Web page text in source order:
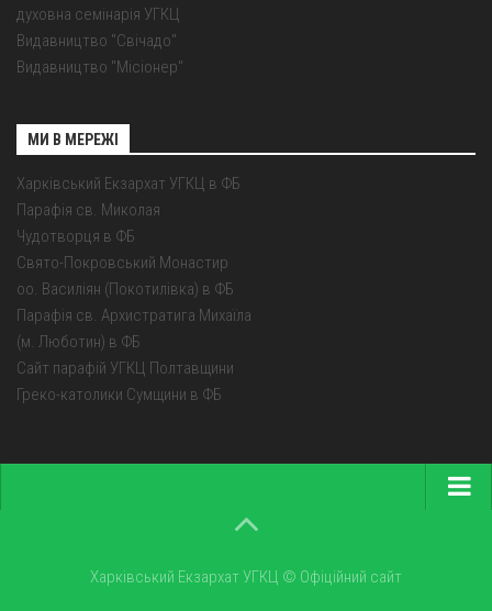
духовна семінарія УГКЦ
Видавництво "Свічадо"
Видавництво "Місіонер"
МИ В МЕРЕЖІ
Харківський Екзархат УГКЦ в ФБ
Парафія св. Миколая
Чудотворця в ФБ
Свято-Покровський Монастир
оо. Василіян (Покотилівка) в ФБ
Парафія св. Архистратига Михаїла
(м. Люботин) в ФБ
Сайт парафій УГКЦ Полтавщини
Греко-католики Сумщини в ФБ
Про екзархатХарківський Екзархат УГКЦ © Офіційний сайт